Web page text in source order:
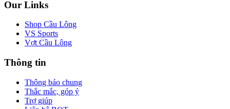
Our Links
Shop Cầu Lông
VS Sports
Vợt Cầu Lông
Thông tin
Thông báo chung
Thắc mắc, góp ý
Trợ giúp